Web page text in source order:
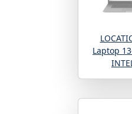
Laptop